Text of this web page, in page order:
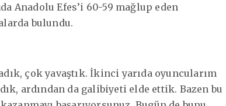
Anadolu Efes’i 60-59 mağlup eden
bulundu.
çok yavaştık. İkinci yarıda oyuncularım
ardından da galibiyeti elde ettik. Bazen bu